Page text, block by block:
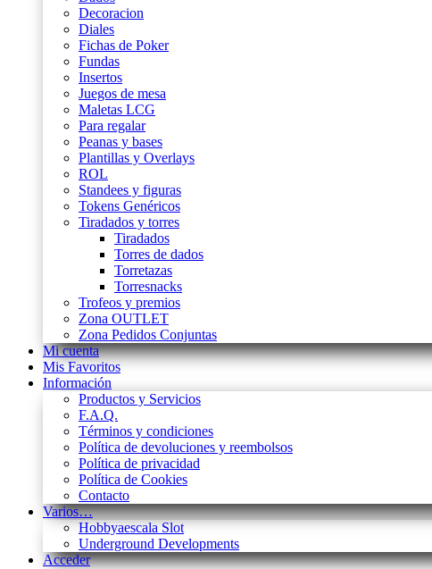
Decoracion
Diales
Fichas de Poker
Fundas
Insertos
Juegos de mesa
Maletas LCG
Para regalar
Peanas y bases
Plantillas y Overlays
ROL
Standees y figuras
Tokens Genéricos
Tiradados y torres
Tiradados
Torres de dados
Torretazas
Torresnacks
Trofeos y premios
Zona OUTLET
Zona Pedidos Conjuntas
Mi cuenta
Mis Favoritos
Información
Productos y Servicios
F.A.Q.
Términos y condiciones
Política de devoluciones y reembolsos
Política de privacidad
Política de Cookies
Contacto
Varios…
Hobbyaescala Slot
Underground Developments
Acceder